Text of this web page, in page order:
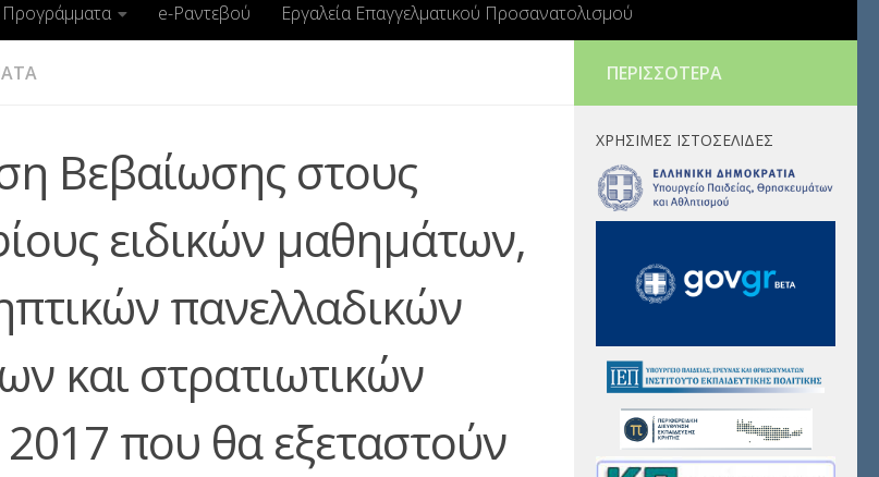
e-Ραντεβού Εργαλεία Επαγγελματικού Προσανατολισμού
Βεβαίωσης στους
ειδικών μαθημάτων,
πανελλαδικών
και στρατιωτικών
που θα εξεταστούν
ΠΕΡΙΣΣΌΤΕΡΑ
ΧΡΉΣΙΜΕΣ ΙΣΤΟΣΕΛΊΔΕΣ